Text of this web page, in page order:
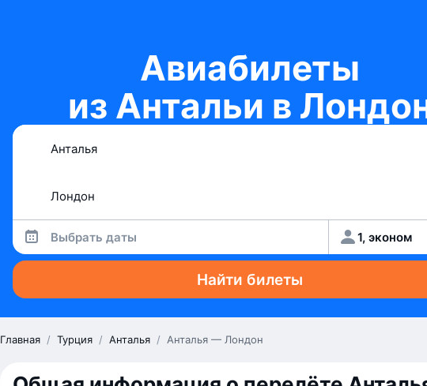
Авиабилеты
из Антальи в
Выбрать даты 1, эконом
Найти билеты
Главная / Турция / Анталья / Анталья — Лондон